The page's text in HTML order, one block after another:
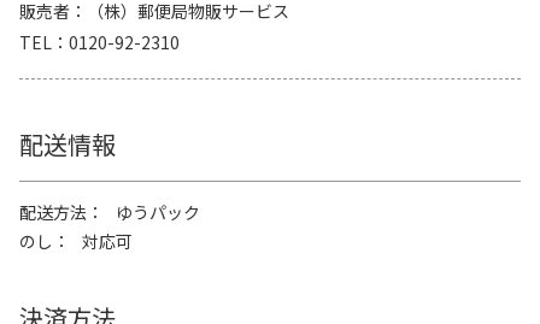
販売者
（株）郵便局物販サービス
TEL
0120-92-2310
配送情報
配送方法
ゆうパック
のし
対応可